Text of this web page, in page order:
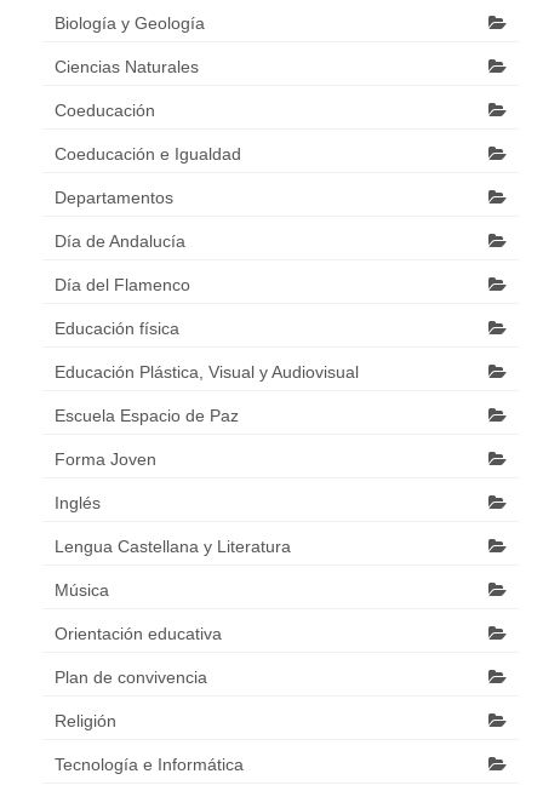
Biología y Geología
Ciencias Naturales
Coeducación
Coeducación e Igualdad
Departamentos
Día de Andalucía
Día del Flamenco
Educación física
Educación Plástica, Visual y Audiovisual
Escuela Espacio de Paz
Forma Joven
Inglés
Lengua Castellana y Literatura
Música
Orientación educativa
Plan de convivencia
Religión
Tecnología e Informática